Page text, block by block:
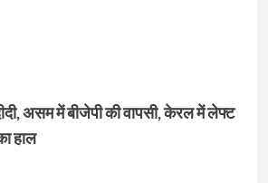
असम में बीजेपी की वापसी, केरल में लेफ्ट
हाल